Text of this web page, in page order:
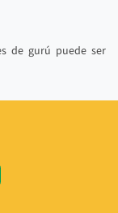
de gurú puede ser